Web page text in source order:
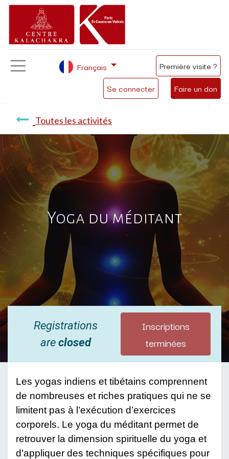
Se connecter Faire un don
Français Première visite ?
Toutes les activités
Yoga du méditant
Registrations
areclosed
Inscriptions
terminées
Les yogas indiens et tibétains comprennent
de nombreuses et riches pratiques qui ne se
limitent pas à l’exécution d’exercices
corporels. Le yoga du méditant permet de
retrouver la dimension spirituelle du yoga et
d’appliquer des techniques spécifiques pour